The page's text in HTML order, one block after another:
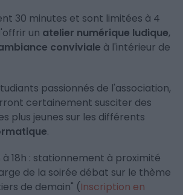
30 minutes et sont limitées à 4
un atelier numérique ludique,
conviviale à l'intérieur de
passionnés de l'association,
certainement susciter des
plus jeunes sur les différents
.
à 18h : stationnement à proximité
de la soirée débat sur le thème
de demain" (Inscription en